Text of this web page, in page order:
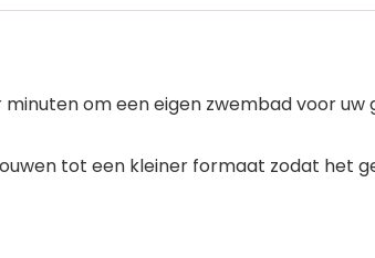
om een ​​eigen zwembad voor uw
tot een kleiner formaat zodat het